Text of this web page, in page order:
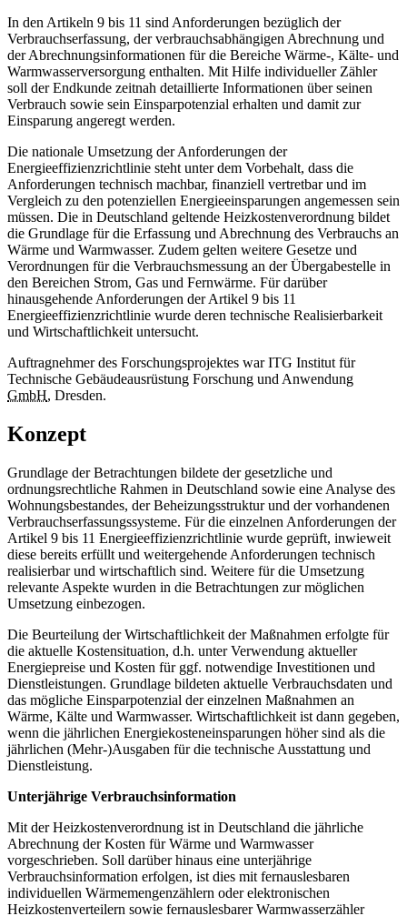
In den Artikeln 9 bis 11 sind Anforderungen bezüglich der
Verbrauchserfassung, der verbrauchsabhängigen Abrechnung und
der Abrechnungsinformationen für die Bereiche Wärme-, Kälte- und
Warmwasserversorgung enthalten. Mit Hilfe individueller Zähler
soll der Endkunde zeitnah detaillierte Informationen über seinen
Verbrauch sowie sein Einsparpotenzial erhalten und damit zur
Einsparung angeregt werden.
Die nationale Umsetzung der Anforderungen der
Energieeffizienzrichtlinie steht unter dem Vorbehalt, dass die
Anforderungen technisch machbar, finanziell vertretbar und im
Vergleich zu den potenziellen Energieeinsparungen angemessen sein
müssen. Die in Deutschland geltende Heizkostenverordnung bildet
die Grundlage für die Erfassung und Abrechnung des Verbrauchs an
Wärme und Warmwasser. Zudem gelten weitere Gesetze und
Verordnungen für die Verbrauchsmessung an der Übergabestelle in
den Bereichen Strom, Gas und Fernwärme. Für darüber
hinausgehende Anforderungen der Artikel 9 bis 11
Energieeffizienzrichtlinie wurde deren technische Realisierbarkeit
und Wirtschaftlichkeit untersucht.
Auftragnehmer des Forschungsprojektes war ITG Institut für
Technische Gebäudeausrüstung Forschung und Anwendung
GmbH, Dresden.
Konzept
Grundlage der Betrachtungen bildete der gesetzliche und
ordnungsrechtliche Rahmen in Deutschland sowie eine Analyse des
Wohnungsbestandes, der Beheizungsstruktur und der vorhandenen
Verbrauchserfassungssysteme. Für die einzelnen Anforderungen der
Artikel 9 bis 11 Energieeffizienzrichtlinie wurde geprüft, inwieweit
diese bereits erfüllt und weitergehende Anforderungen technisch
realisierbar und wirtschaftlich sind. Weitere für die Umsetzung
relevante Aspekte wurden in die Betrachtungen zur möglichen
Umsetzung einbezogen.
Die Beurteilung der Wirtschaftlichkeit der Maßnahmen erfolgte für
die aktuelle Kostensituation, d.h. unter Verwendung aktueller
Energiepreise und Kosten für ggf. notwendige Investitionen und
Dienstleistungen. Grundlage bildeten aktuelle Verbrauchsdaten und
das mögliche Einsparpotenzial der einzelnen Maßnahmen an
Wärme, Kälte und Warmwasser. Wirtschaftlichkeit ist dann gegeben,
wenn die jährlichen Energiekosteneinsparungen höher sind als die
jährlichen (Mehr-)Ausgaben für die technische Ausstattung und
Dienstleistung.
Unterjährige Verbrauchsinformation
Mit der Heizkostenverordnung ist in Deutschland die jährliche
Abrechnung der Kosten für Wärme und Warmwasser
vorgeschrieben. Soll darüber hinaus eine unterjährige
Verbrauchsinformation erfolgen, ist dies mit fernauslesbaren
individuellen Wärmemengenzählern oder elektronischen
Heizkostenverteilern sowie fernauslesbarer Warmwasserzähler